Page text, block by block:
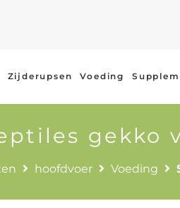
Zijderupsen Voeding
gekko
hoofdvoer Voeding